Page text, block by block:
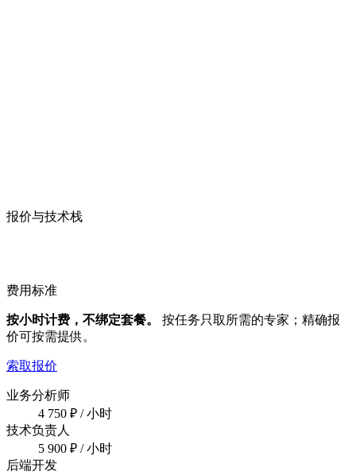
报价与技术栈
费用标准
按小时计费，不绑定套餐。
按任务只取所需的专家；精确报
价可按需提供。
索取报价
业务分析师
4 750 ₽ / 小时
技术负责人
5 900 ₽ / 小时
后端开发